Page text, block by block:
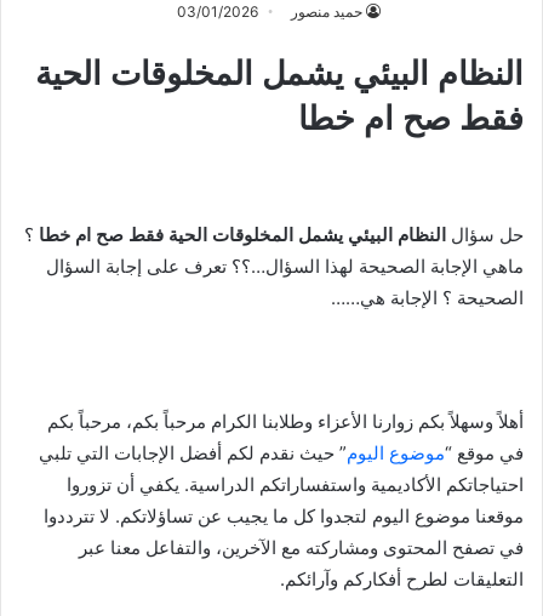
حميد منصور 03/01/2026
النظام البيئي يشمل المخلوقات الحية
فقط صح ام خطا
حل سؤال النظام البيئي يشمل المخلوقات الحية فقط صح ام خطا ؟
ماهي الإجابة الصحيحة لهذا السؤال…؟؟ تعرف على إجابة السؤال
الصحيحة ؟ الإجابة هي……
أهلاً وسهلاً بكم زوارنا الأعزاء وطلابنا الكرام مرحباً بكم، مرحباً بكم
في موقع “موضوع اليوم” حيث نقدم لكم أفضل الإجابات التي تلبي
احتياجاتكم الأكاديمية واستفساراتكم الدراسية. يكفي أن تزوروا
موقعنا موضوع اليوم لتجدوا كل ما يجيب عن تساؤلاتكم. لا تترددوا
في تصفح المحتوى ومشاركته مع الآخرين، والتفاعل معنا عبر
التعليقات لطرح أفكاركم وآرائكم.